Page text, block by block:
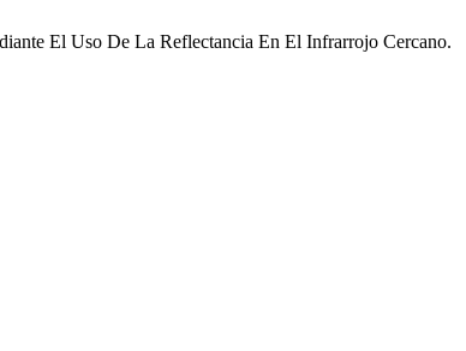
El Uso De La Reflectancia En El Infrarrojo Cercano.